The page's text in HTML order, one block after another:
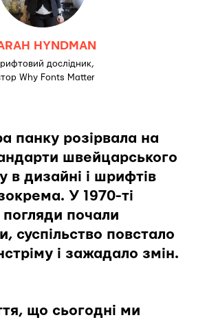
HYNDMAN
дослідник,
Why Fonts Matter
панку розірвала на
швейцарського
в дизайні і шрифтів
У 1970-ті
погляди почали
суспільство повстало
і зажадало змін.
що сьогодні ми